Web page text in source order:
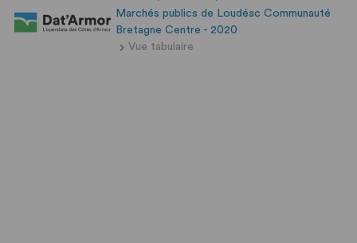
Marchés publics de Loudéac Communauté
Bretagne Centre - 2020
Vue tabulaire